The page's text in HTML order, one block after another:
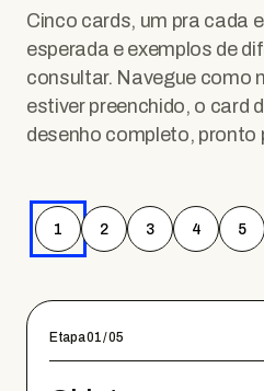
Cinco cards, um pra cada
esperada e exemplos de
consultar. Navegue como
estiver preenchido, o card
desenho completo, pronto
1 2 3 4 5
Etapa 01 / 05
Etapa 02 / 05